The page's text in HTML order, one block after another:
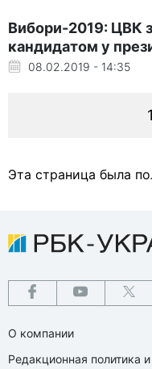
Вибори-2019: ЦВК
кандидатом у
08.02.2019 - 14:35
Эта страница была
О компании
Редакционная политика